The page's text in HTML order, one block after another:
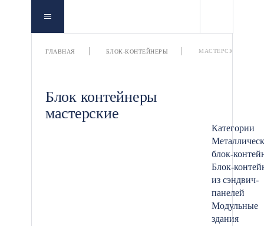
ГЛАВНАЯ БЛОК-КОНТЕЙНЕРЫ МАСТЕРСКИЕ
Блок контейнеры
мастерские
Категории
блок-
Блок-
из сэндвич-
панелей
Модульные
здания